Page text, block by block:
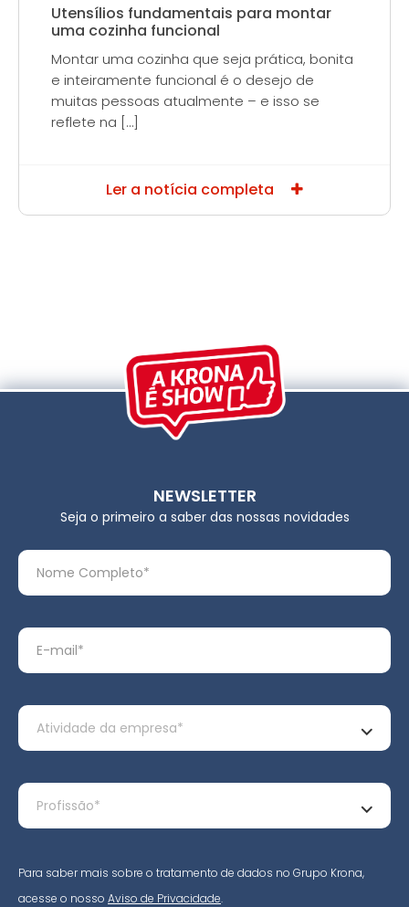
Utensílios fundamentais para montar
uma cozinha funcional
Montar uma cozinha que seja prática, bonita
e inteiramente funcional é o desejo de
muitas pessoas atualmente – e isso se
reflete na […]
Ler a notícia completa
NEWSLETTER
Seja o primeiro a saber das nossas novidades
Para saber mais sobre o tratamento de dados no Grupo Krona,
acesse o nosso Aviso de Privacidade.